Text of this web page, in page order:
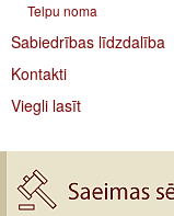
Telpu noma
Sabiedrības līdzdalība
Kontakti
Viegli lasīt